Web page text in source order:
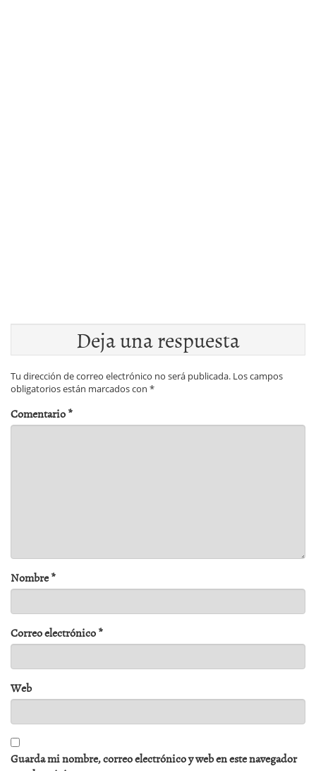
Deja una respuesta
Tu dirección de correo electrónico no será publicada. Los campos
obligatorios están marcados con *
Comentario*
Nombre*
Correo electrónico*
Web
Guarda mi nombre, correo electrónico y web en este navegador